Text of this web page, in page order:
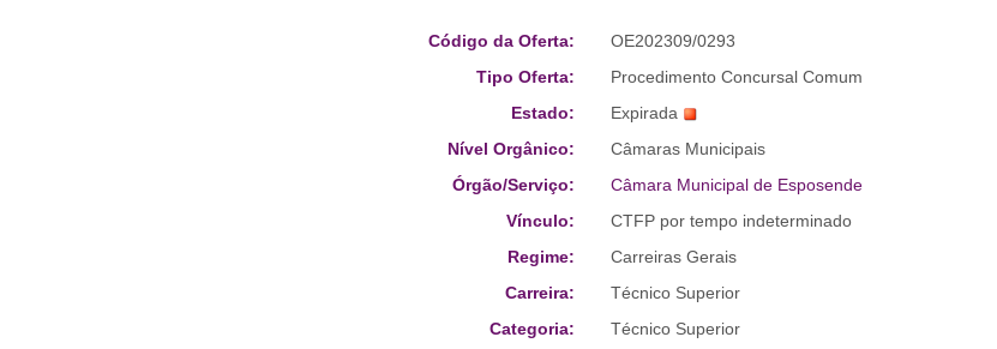
Código da Oferta:
OE202309/0293
Tipo Oferta:
Procedimento Concursal Comum
Estado:
Expirada
Nível Orgânico:
Câmaras Municipais
Órgão/Serviço:
Câmara Municipal de Esposende
Vínculo:
CTFP por tempo indeterminado
Regime:
Carreiras Gerais
Carreira:
Técnico Superior
Categoria:
Técnico Superior